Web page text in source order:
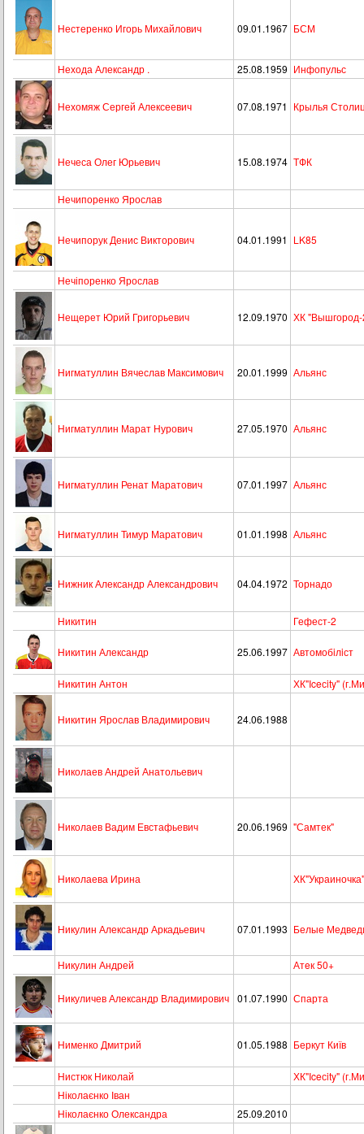
Нестеренко Игорь Михайлович 09.01.1967 БСМ
Нехода Александр . 25.08.1959 Инфопульс
Нехомяж Сергей Алексеевич 07.08.1971 Крылья
Нечеса Олег Юрьевич 15.08.1974 ТФК
Нечипоренко Ярослав
Нечипорук Денис Викторович 04.01.1991 LK85
Нечіпоренко Ярослав
Нещерет Юрий Григорьевич 12.09.1970 ХК "Вышгород-
Нигматуллин Вячеслав Максимович 20.01.1999 Альянс
Нигматуллин Марат Нурович 27.05.1970 Альянс
Нигматуллин Ренат Маратович 07.01.1997 Альянс
Нигматуллин Тимур Маратович 01.01.1998 Альянс
Нижник Александр Александрович 04.04.1972 Торнадо
Никитин Гефест-2
Никитин Александр 25.06.1997 Автомобiлiст
Никитин Антон ХК"Iceсity"
Никитин Ярослав Владимирович 24.06.1988
Николаев Андрей Анатольевич
Николаев Вадим Евстафьевич 20.06.1969 "Самтек"
Николаева Ирина ХК"Украиночка"
Никулин Александр Аркадьевич 07.01.1993 Белые
Никулин Андрей Атeк 50+
Никуличев Александр Владимирович 01.07.1990 Спарта
Нименко Дмитрий 01.05.1988 Беркут Київ
Нистюк Николай
ХК"Iceсity"
Ніколаєнко Іван
Ніколаєнко Олександра
25.09.2010